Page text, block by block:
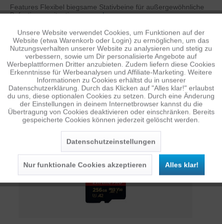
Features Flexibel biegsame Stativbeine für außergewöhnliche
Befestigungssituationen...mehr
BEWERTUNGEN
0
Bewertungen lesen, schreiben und diskutieren...mehr
ÄHNLICHE ARTIKEL
Diese Artikel sind dem Produkt ähnlich ... mehr
Persönliche Empfehlungen
Funktionale Aktiv
Tracking Inaktiv
Personalisierung Inaktiv
Service Inaktiv
Unsere Website verwendet Cookies, um Funktionen auf der
Website (etwa Warenkorb oder Login) zu ermöglichen, um das
Nutzungsverhalten unserer Website zu analysieren und stetig zu
verbessern, sowie um Dir personalisierte Angebote auf
Werbeplattformen Dritter anzubieten. Zudem liefern diese Cookies
Erkenntnisse für Werbeanalysen und Affiliate-Marketing. Weitere
Informationen zu Cookies erhältst du in unserer
Datenschutzerklärung. Durch das Klicken auf "Alles klar!" erlaubst
du uns, diese optionalen Cookies zu setzen. Durch eine Änderung
der Einstellungen in deinem Internetbrowser kannst du die
Übertragung von Cookies deaktivieren oder einschränken. Bereits
gespeicherte Cookies können jederzeit gelöscht werden.
Datenschutzeinstellungen
Nur funktionale Cookies akzeptieren Alles klar!